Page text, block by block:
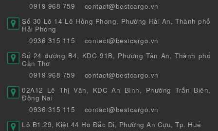
0919 968 759
contact@bestcargo.vn
Số 30 Lô 14 Lê Hồng Phong, Phường Hải An, Thành phố
Hải Phòng
0936 315 115
contact@bestcargo.vn
Số 24 đường B4, KDC 91B, Phường Tân An, Thành phố
Cần Thơ
0919 968 759
contact@bestcargo.vn
02A12 Lê Thị Vân, KDC An Bình, Phường Trấn Biên,
Đồng Nai
0936 315 115
contact@bestcargo.vn
Lô B1.29, Kiệt 44 Hồ Đắc Di, Phường An Cựu, Tp. Huế